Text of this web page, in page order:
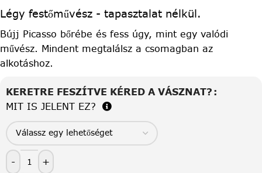
Légy festőművész - tapasztalat nélkül.
Bújj Picasso bőrébe és fess úgy, mint egy valódi
művész. Mindent megtalálsz a csomagban az
alkotáshoz.
KERETRE FESZÍTVE KÉRED A VÁSZNAT?
MIT IS JELENT EZ?
- +